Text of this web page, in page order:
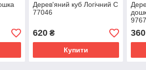
Дерев'яний куб Логічний C
77046
620₴
Купити
360